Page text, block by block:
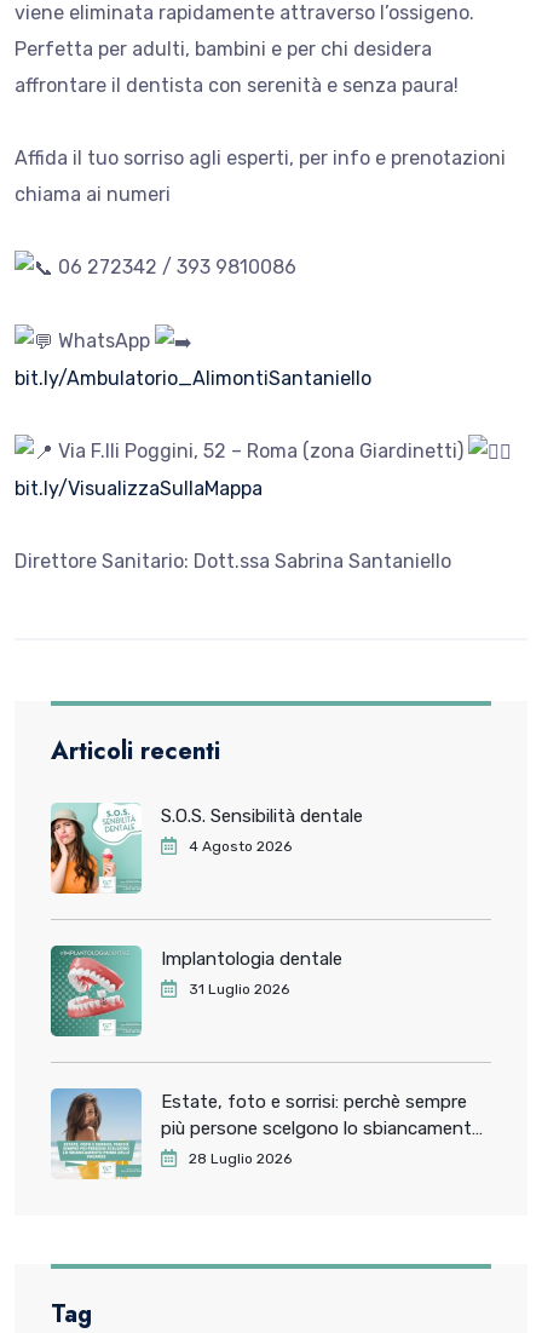
viene eliminata rapidamente attraverso l’ossigeno.
Perfetta per adulti, bambini e per chi desidera
affrontare il dentista con serenità e senza paura!
Affida il tuo sorriso agli esperti, per info e prenotazioni
chiama ai numeri
06 272342 / 393 9810086
WhatsApp
bit.ly/Ambulatorio_AlimontiSantaniello
Via F.lli Poggini, 52 – Roma (zona Giardinetti)
bit.ly/VisualizzaSullaMappa
Direttore Sanitario: Dott.ssa Sabrina Santaniello
Articoli recenti
S.O.S. Sensibilità dentale
4 Agosto 2026
Implantologia dentale
31 Luglio 2026
Estate, foto e sorrisi: perchè sempre
più persone scelgono lo sbiancamento
dentale prima delle vacanze
28 Luglio 2026
Tag